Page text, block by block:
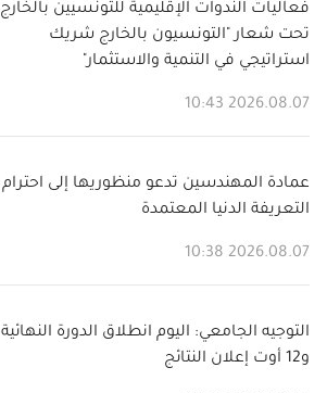
فعاليات الندوات الإقليمية للتونسيين بالخارج
تحت شعار "التونسيون بالخارج شريك
استراتيجي في التنمية والاستثمار"
2026.08.07 10:43
عمادة المهندسين تدعو منظوريها إلى احترام
التعريفة الدنيا المعتمدة
2026.08.07 10:38
التوجيه الجامعي: اليوم انطلاق الدورة النهائية
و12 أوت إعلان النتائج